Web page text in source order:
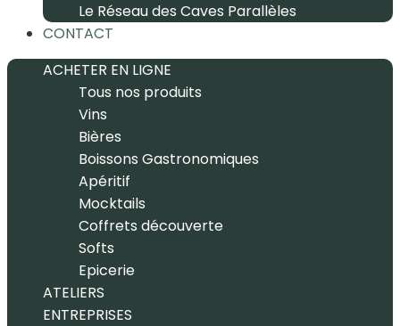
Le Réseau des Caves Parallèles
CONTACT
ACHETER EN LIGNE
Tous nos produits
Vins
Bières
Boissons Gastronomiques
Apéritif
Mocktails
Coffrets découverte
Softs
Epicerie
ATELIERS
ENTREPRISES